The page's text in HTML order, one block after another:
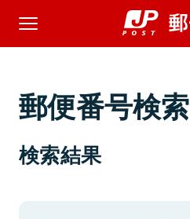
郵便番号検索
検索結果